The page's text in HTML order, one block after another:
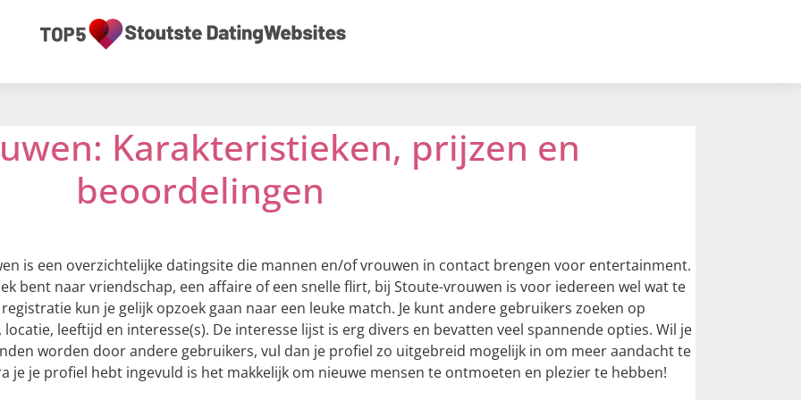
Karakteristieken, prijzen en
beoordelingen
is een overzichtelijke datingsite die mannen en/of vrouwen in contact brengen voor entertainment.
bent naar vriendschap, een affaire of een snelle flirt, bij Stoute-vrouwen is voor iedereen wel wat te
kun je gelijk opzoek gaan naar een leuke match. Je kunt andere gebruikers zoeken op
leeftijd en interesse(s). De interesse lijst is erg divers en bevatten veel spannende opties. Wil je
worden door andere gebruikers, vul dan je profiel zo uitgebreid mogelijk in om meer aandacht te
je je profiel hebt ingevuld is het makkelijk om nieuwe mensen te ontmoeten en plezier te hebben!